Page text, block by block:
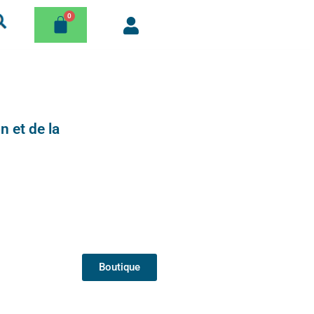
et de la
Boutique